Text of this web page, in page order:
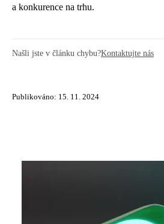
a konkurence na trhu.
Našli jste v článku chybu?Kontaktujte nás
Publikováno: 15. 11. 2024